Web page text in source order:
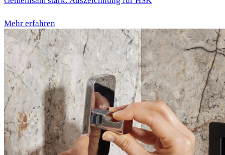
Mehr erfahren